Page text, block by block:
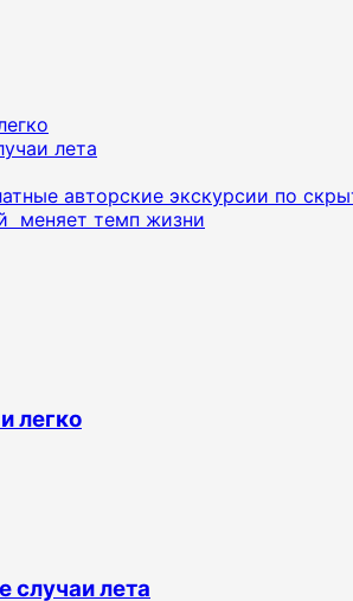
лета
авторские экскурсии по
меняет темп жизни
легко
случаи лета